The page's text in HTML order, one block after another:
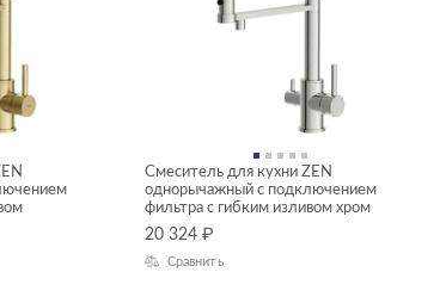
Смеситель для кухни ZEN
однорычажный с подключением
фильтра с гибким изливом хром
20 324 ₽
Сравнить